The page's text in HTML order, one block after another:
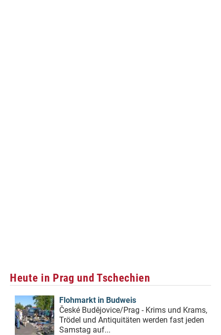
Heute in Prag und Tschechien
Flohmarkt in Budweis
České Budějovice/Prag - Krims und Krams,
Trödel und Antiquitäten werden fast jeden
Samstag auf...